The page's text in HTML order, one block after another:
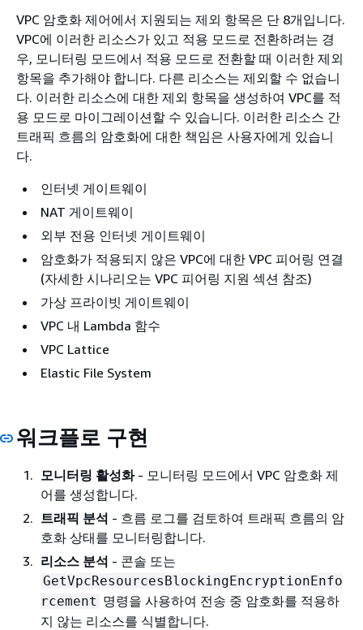
VPC 암호화 제어에서 지원되는 제외 항목은 단 8개입니다.
VPC에 이러한 리소스가 있고 적용 모드로 전환하려는 경
우, 모니터링 모드에서 적용 모드로 전환할 때 이러한 제외
항목을 추가해야 합니다. 다른 리소스는 제외할 수 없습니
다. 이러한 리소스에 대한 제외 항목을 생성하여 VPC를 적
용 모드로 마이그레이션할 수 있습니다. 이러한 리소스 간
트래픽 흐름의 암호화에 대한 책임은 사용자에게 있습니
다.
인터넷 게이트웨이
NAT 게이트웨이
외부 전용 인터넷 게이트웨이
암호화가 적용되지 않은 VPC에 대한 VPC 피어링 연결
(자세한 시나리오는 VPC 피어링 지원 섹션 참조)
가상 프라이빗 게이트웨이
VPC 내 Lambda 함수
VPC Lattice
Elastic File System
워크플로 구현
모니터링 활성화- 모니터링 모드에서 VPC 암호화 제
어를 생성합니다.
트래픽 분석 - 흐름 로그를 검토하여 트래픽 흐름의 암
호화 상태를 모니터링합니다.
리소스 분석 - 콘솔 또는
GetVpcResourcesBlockingEncryptionEnfo
rcement 명령을 사용하여 전송 중 암호화를 적용하
지 않는 리소스를 식별합니다.